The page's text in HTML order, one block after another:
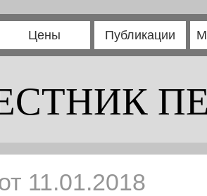
Цены Публикации
11.01.2018